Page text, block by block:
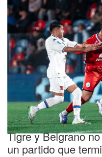
Fecha pendiente
Tigre y Belgrano
un partido que